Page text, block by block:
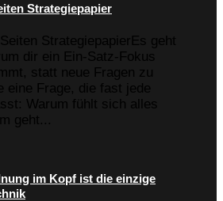
Strategiepapier
StrategiepapierEs geht
dir ein Ein-Satz-Fokus
statt neue Fragen zu
eine Frage, die fast jede
Warum fühlt sich alles
geht...
im Kopf ist die einzige